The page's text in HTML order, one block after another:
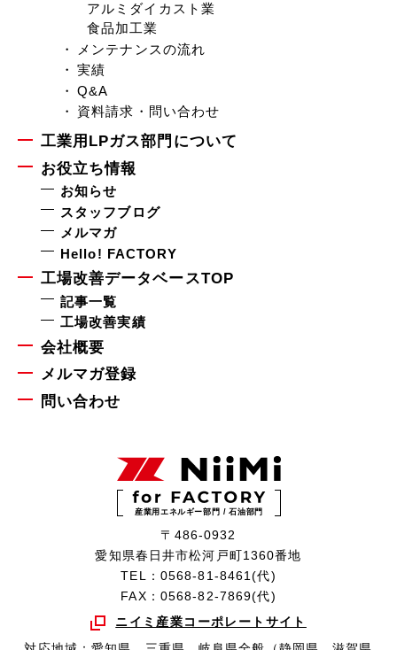
アルミダイカスト業
食品加工業
メンテナンスの流れ
実績
Q&A
資料請求・問い合わせ
工業用LPガス部門について
お役立ち情報
お知らせ
スタッフブログ
メルマガ
Hello! FACTORY
工場改善データベースTOP
記事一覧
工場改善実績
会社概要
メルマガ登録
問い合わせ
産業用エネルギー部門 / 石油部門
〒486-0932
愛知県春日井市松河戸町1360番地
TEL：0568-81-8461(代)
FAX：0568-82-7869(代)
ニイミ産業コーポレートサイト